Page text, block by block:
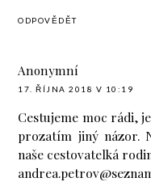
ODPOVĚDĚT
Anonymní
17. ŘÍJNA 2018 V 10:19
Cestujeme moc rádi,
prozatím jiný názor.
naše cestovatelká